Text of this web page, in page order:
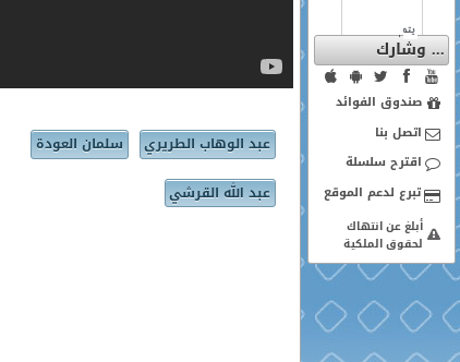
... وشارك
صندوق الفوائد
اتصل بنا
اقترح سلسلة
أبلغ عن انتهاك
لحقوق الملكية
عبد الوهاب الطريري سلمان العودة
عبد الله القرشي